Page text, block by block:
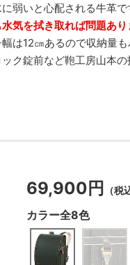
弱いと心配される牛革で
気を拭き取れば問題あ
は12㎝あるので収納量
ク錠前など鞄工房山本
69,900円 （税
カラー全8色